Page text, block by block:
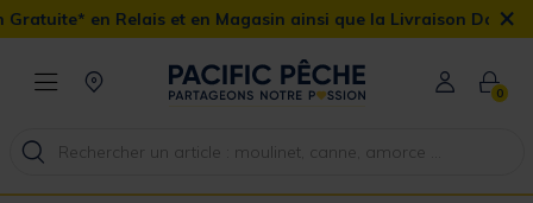
et en Magasin ainsi que la Livraison Domicile offerte dès
×
0